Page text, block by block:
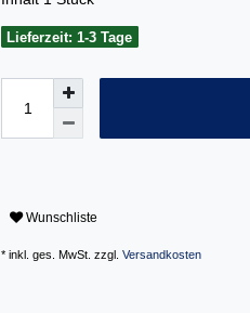
Lieferzeit: 1-3 Tage
Wunschliste
* inkl. ges. MwSt. zzgl. Versandkosten